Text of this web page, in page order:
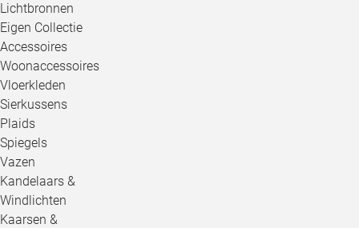
Lichtbronnen
Eigen Collectie
Accessoires
Woonaccessoires
Vloerkleden
Sierkussens
Plaids
Spiegels
Vazen
Kandelaars &
Windlichten
Kaarsen &